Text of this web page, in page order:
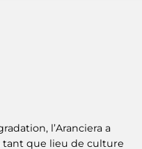
l’Aranciera a
tant que lieu de culture